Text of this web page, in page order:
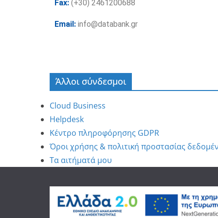
Fax: (+30) 2461200688
Email: info@databank.gr
Άλλοι σύνδεσμοι
Cloud Business
Helpdesk
Κέντρο πληροφόρησης GDPR
Όροι χρήσης & πολιτική προστασίας
Τα αιτήματά μου